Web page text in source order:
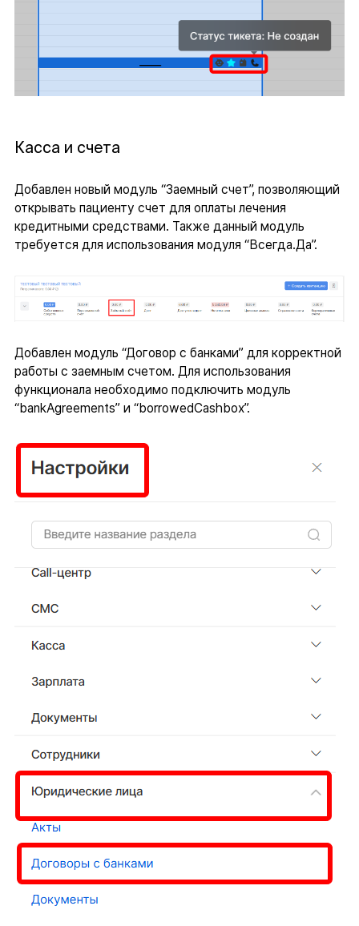
Касса и счета
Добавлен новый модуль “Заемный счет”, позволяющий
открывать пациенту счет для оплаты лечения
кредитными средствами. Также данный модуль
требуется для использования модуля “Всегда.Да”.
Добавлен модуль “Договор с банками” для корректной
работы с заемным счетом. Для использования
функционала необходимо подключить модуль
“bankAgreements” и “borrowedCashbox”.